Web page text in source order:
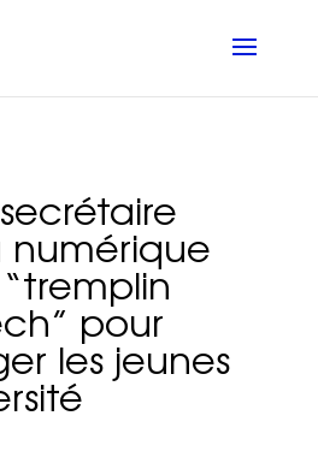
numérique
pour
les jeunes